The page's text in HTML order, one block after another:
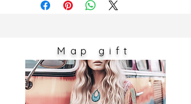
Les couleurs sont susceptibles de
Map gift